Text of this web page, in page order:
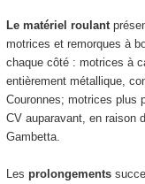
Le matériel roulant
motrices et remorques à
chaque côté : motrices à
entièrement métallique,
Couronnes; motrices plus
CV auparavant, en raison
Gambetta.
Les prolongements